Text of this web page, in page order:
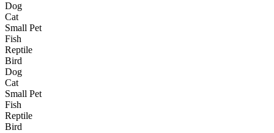
Dog
Cat
Small Pet
Fish
Reptile
Bird
Dog
Cat
Small Pet
Fish
Reptile
Bird